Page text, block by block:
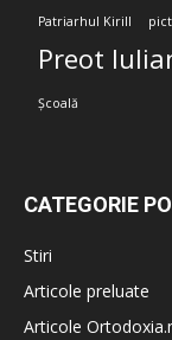
Patriarhul Kirill
Preot
Școală
CATEGORIE
Stiri
Articole preluate
Articole